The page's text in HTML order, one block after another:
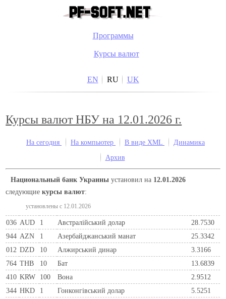
Программы
Курсы валют
EN RU UK
Курсы валют НБУ на 12.01.2026 г.
На сегодня На компьютер В виде XML
Динамика
Архив
Национальный банк Украины установил на 12.01.2026
следующиекурсы валют:
установлены c 12.01.2026
036 AUD 1 Австралійський долар
28.7530
944 AZN 1 Азербайджанський манат
25.3342
012 DZD 10 Алжирський динар
3.3166
764 THB 10 Бат
13.6839
410 KRW 100 Вона
2.9512
344 HKD 1 Гонконгівський долар
5.5251